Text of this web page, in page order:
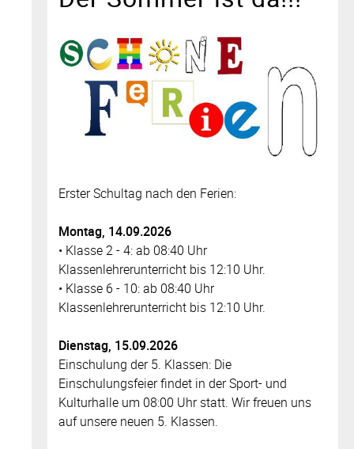
Erster Schultag nach den Ferien:
Montag, 14.09.2026
• Klasse 2 - 4: ab 08:40 Uhr
Klassenlehrerunterricht bis 12:10 Uhr.
• Klasse 6 - 10: ab 08:40 Uhr
Klassenlehrerunterricht bis 12:10 Uhr.
Dienstag, 15.09.2026
Einschulung der 5. Klassen: Die
Einschulungsfeier findet in der Sport- und
Kulturhalle um 08:00 Uhr statt. Wir freuen uns
auf unsere neuen 5. Klassen.